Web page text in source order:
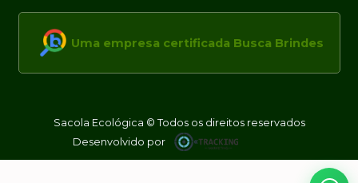
Uma empresa certificada Busca Brindes
Sacola Ecológica © Todos os direitos reservados
Desenvolvido por